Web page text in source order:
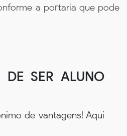
a portaria que pode
DE SER ALUNO
de vantagens! Aqui